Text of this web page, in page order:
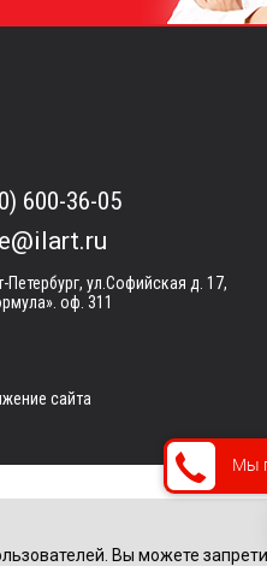
600-36-05
Петербург, ул.Софийская д. 17,
оф. 311
сайта
Вы можете